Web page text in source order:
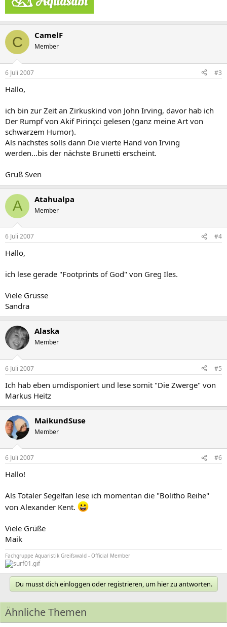
C CamelF
Member
6 Juli 2007 #3
Hallo,
ich bin zur Zeit an Zirkuskind von John Irving, davor hab ich
Der Rumpf von Akif Pirinçci gelesen (ganz meine Art von
schwarzem Humor).
Als nächstes solls dann Die vierte Hand von Irving
werden...bis der nächste Brunetti erscheint.
Gruß Sven
A Atahualpa
Member
6 Juli 2007 #4
Hallo,
ich lese gerade "Footprints of God" von Greg Iles.
Viele Grüsse
Sandra
Alaska
Member
6 Juli 2007 #5
Ich hab eben umdisponiert und lese somit "Die Zwerge" von
Markus Heitz
MaikundSuse
Member
6 Juli 2007 #6
Hallo!
Als Totaler Segelfan lese ich momentan die "Bolitho Reihe"
von Alexander Kent.
Viele Grüße
Maik
Fachgruppe Aquaristik Greifswald - Official Member
Du musst dich einloggen oder registrieren, um hier zu antworten.
Ähnliche Themen